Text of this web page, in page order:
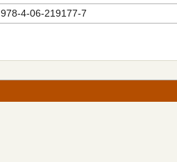
978-4-06-219177-7